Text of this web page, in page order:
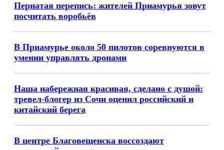
Пернатая перепись: жителей Приамурья зовут
посчитать воробьёв
В Приамурье около 50 пилотов соревнуются в
умении управлять дронами
Наша набережная красивая, сделано с душой:
тревел-блогер из Сочи оценил российский и
китайский берега
В центре Благовещенска воссоздают